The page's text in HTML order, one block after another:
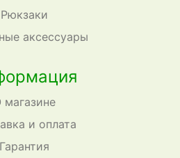
Рюкзаки
аксессуары
магазине
и оплата
Гарантия